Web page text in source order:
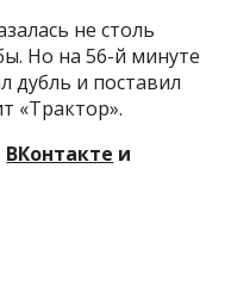
не столь
Но на 56-й минуте
дубль и поставил
«Трактор».
ВКонтакте и